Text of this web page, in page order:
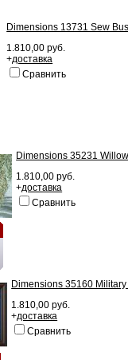
Dimensions 13731 Sew
1.810,00 руб.
+доставка
Сравнить
Dimensions 35231
1.810,00 руб.
+доставка
Сравнить
Dimensions 35160
1.810,00 руб.
+доставка
Сравнить